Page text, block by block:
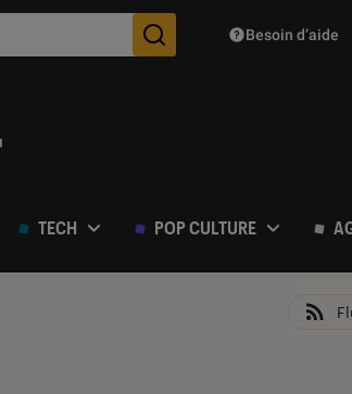
Des suggestions de
Besoin d’aide
TECH POP CULTURE